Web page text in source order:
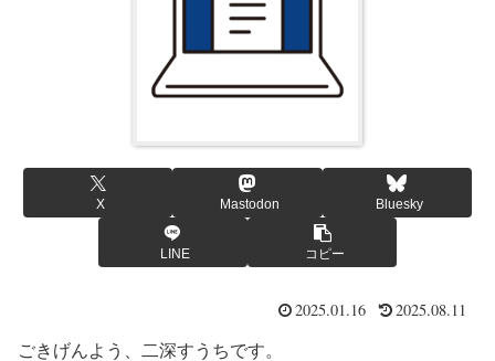
X Mastodon Bluesky
LINE コピー
2025.01.16 2025.08.11
ごきげんよう、二深すうちです。